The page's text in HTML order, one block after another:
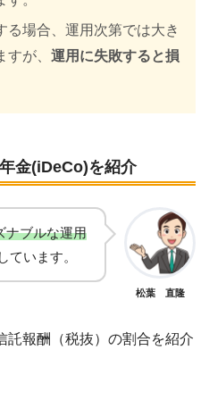
る場合、運用次第では大き
が、 運用に失敗すると損
金(iDeCo)を紹介
ナブルな運用
しています。
松葉 直隆
託報酬（税抜）の割合を紹介